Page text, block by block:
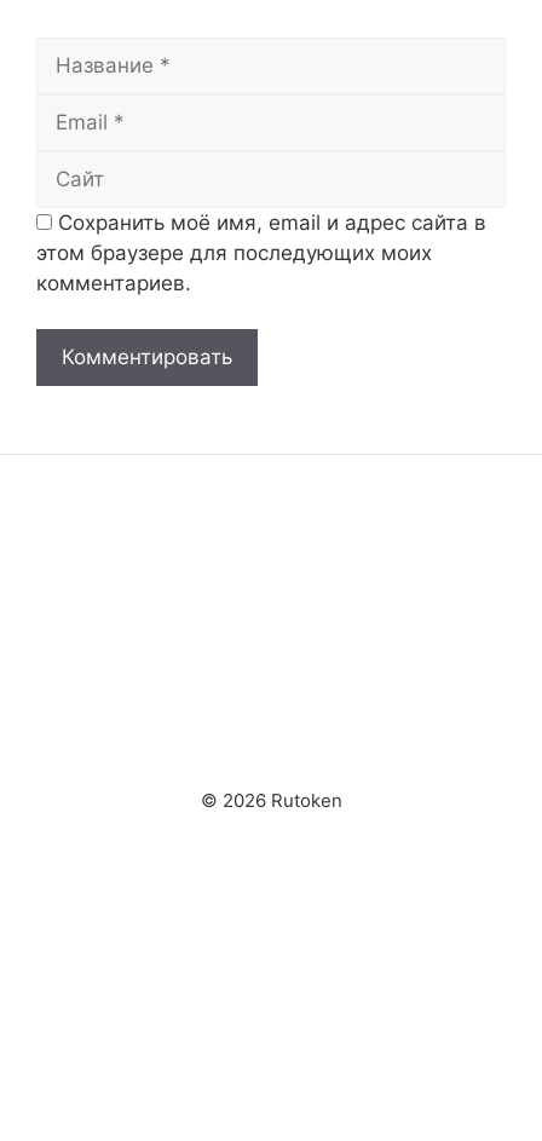
Сохранить моё имя, email и адрес сайта в
этом браузере для последующих моих
комментариев.
© 2026 Rutoken